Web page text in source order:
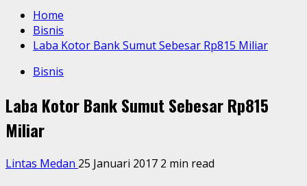
Home
Bisnis
Laba Kotor Bank Sumut Sebesar Rp815 Miliar
Bisnis
Laba Kotor Bank Sumut Sebesar Rp815
Miliar
Lintas Medan 25 Januari 2017 2 min read